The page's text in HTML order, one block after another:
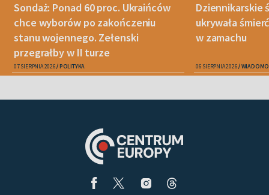
Sondaż: Ponad 60 proc. Ukraińców
chce wyborów po zakończeniu
stanu wojennego. Zełenski
przegrałby w II turze
07 SIERPNIA 2026 POLITYKA
Dziennikarskie
ukrywała
w zamachu
06 SIERPNIA 2026